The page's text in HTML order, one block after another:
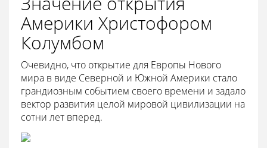
Америки Христофором
Колумбом
Очевидно, что открытие для Европы Нового
мира в виде Северной и Южной Америки стало
грандиозным событием своего времени и задало
вектор развития целой мировой цивилизации на
сотни лет вперед.